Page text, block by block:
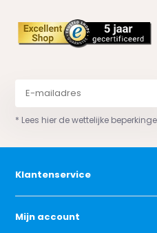
* Lees hier de wettelijke
Klantenservice
Mijn account